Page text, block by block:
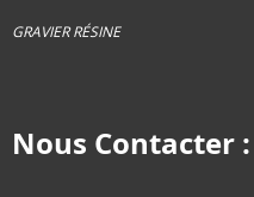
GRAVIER RÉSINE
Nous Contacter :